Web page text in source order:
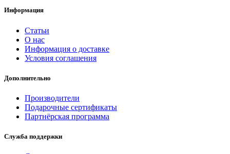
Информация
Статьи
О нас
Информация о доставке
Условия соглашения
Дополнительно
Производители
Подарочные сертификаты
Партнёрская программа
Служба поддержки